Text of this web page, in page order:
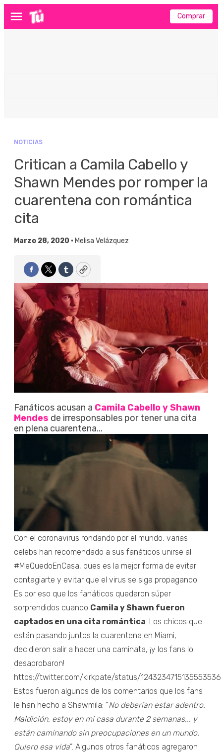
Menú Comprar
NOTICIAS
Critican a Camila Cabello y
Shawn Mendes por romper la
cuarentena con romántica
cita
Marzo 28, 2020 • Melisa Velázquez
Facebook
TwitterTumblrCopy
Fanáticos acusan a Camila Cabello y Shawn
Mendes de irresponsables por tener una cita
en plena cuarentena...
Con el coronavirus rondando por el mundo, varias
celebs han recomendado a sus fanáticos unirse al
#MeQuedoEnCasa, pues es la mejor forma de evitar
contagiarte y evitar que el virus se siga propagando.
Es por eso que los fanáticos quedaron súper
sorprendidos cuando Camila y Shawn fueron
captados en una cita romántica . Los chicos que
están pasando juntos la cuarentena en Miami,
decidieron salir a hacer una caminata, ¡y los fans lo
desaprobaron!
https://twitter.com/kirkpate/status/1243234715135553536
Estos fueron algunos de los comentarios que los fans
le han hecho a Shawmila: “No deberían estar adentro.
Maldición, estoy en mi casa durante 2 semanas... y
están caminando sin preocupaciones en un mundo.
Quiero esa vida”. Algunos otros fanáticos agregaron